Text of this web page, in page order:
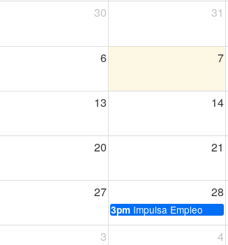
30 31
6 7
13 14
20 21
27 28
3pm Impulsa Empleo
3 4